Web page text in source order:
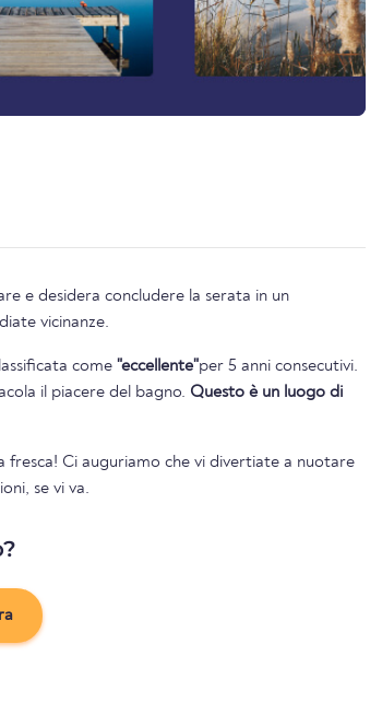
e desidera concludere la serata in un
vicinanze.
come "eccellente"per 5 anni consecutivi.
il piacere del bagno. Questo è un luogo di
fresca! Ci auguriamo che vi divertiate a nuotare
se vi va.